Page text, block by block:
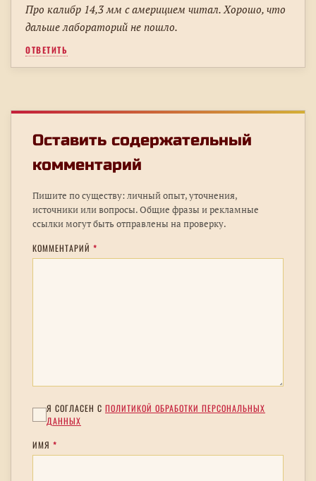
Про калибр 14,3 мм с америцием читал. Хорошо, что
дальше лабораторий не пошло.
ОТВЕТИТЬ
Оставить содержательный
комментарий
Пишите по существу: личный опыт, уточнения,
источники или вопросы. Общие фразы и рекламные
ссылки могут быть отправлены на проверку.
КОММЕНТАРИЙ *
Я СОГЛАСЕН С ПОЛИТИКОЙ ОБРАБОТКИ ПЕРСОНАЛЬНЫХ
ДАННЫХ
ИМЯ *